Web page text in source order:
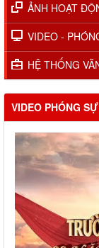
ẢNH HOẠT
VIDEO -
HỆ THỐNG
VIDEO PHÓNG SỰ